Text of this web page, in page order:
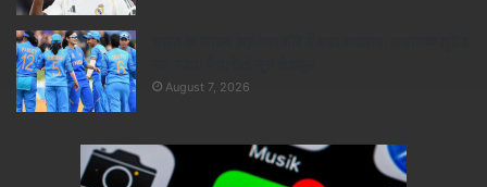
August 7, 2026